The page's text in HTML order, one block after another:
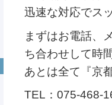
迅速な対応でス
まずはお電話、
ち合わせして時
あとは全て『京
TEL：075-